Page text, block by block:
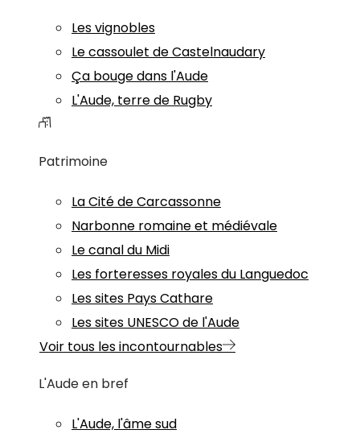
Les vignobles
Le cassoulet de Castelnaudary
Ça bouge dans l'Aude
L'Aude, terre de Rugby
Patrimoine
La Cité de Carcassonne
Narbonne romaine et médiévale
Le canal du Midi
Les forteresses royales du Languedoc
Les sites Pays Cathare
Les sites UNESCO de l'Aude
Voir tous les incontournables
L'Aude en bref
L'Aude, l'âme sud